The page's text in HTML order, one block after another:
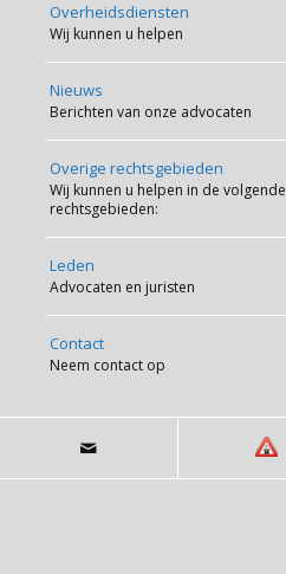
Overheidsdiensten
Wij kunnen u helpen
Nieuws
Berichten van onze advocaten
Overige rechtsgebieden
Wij kunnen u helpen in de volgende
rechtsgebieden:
Leden
Advocaten en juristen
Contact
Neem contact op